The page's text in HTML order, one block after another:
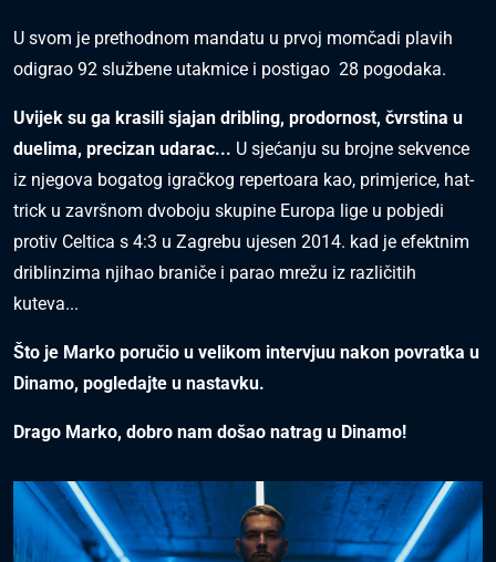
U svom je prethodnom mandatu u prvoj momčadi plavih
odigrao 92 službene utakmice i postigao 28 pogodaka.
Uvijek su ga krasili sjajan dribling, prodornost, čvrstina u
duelima, precizan udarac... U sjećanju su brojne sekvence
iz njegova bogatog igračkog repertoara kao, primjerice, hat-
trick u završnom dvoboju skupine Europa lige u pobjedi
protiv Celtica s 4:3 u Zagrebu ujesen 2014. kad je efektnim
driblinzima njihao braniče i parao mrežu iz različitih
kuteva...
Što je Marko poručio u velikom intervjuu nakon povratka u
Dinamo, pogledajte u nastavku.
Drago Marko, dobro nam došao natrag u Dinamo!